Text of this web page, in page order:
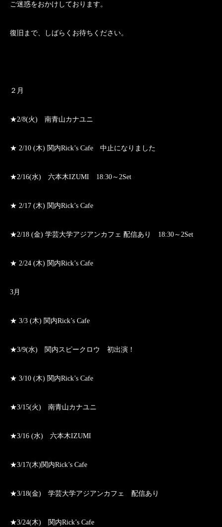
ご迷惑をおかけしております。
復旧まで、しばらくお待ちください。
２月
★2/8(火) 南青山カナユニ
★ 2/10 (木) 関内Rick’s Cafe 中止になりました
★2/16(水) 六本木IZUMI 18:30～2Set
★ 2/17 (木) 関内Rick’s Cafe
★2/18 (金) 学芸大学アジアンカフェ 配信あり 18:30～2Set
★ 2/24 (木) 関内Rick’s Cafe
3月
★ 3/3 (木) 関内Rick’s Cafe
★3/9(水) 関内スピークロウ 初出演！
★ 3/10 (木) 関内Rick’s Cafe
★3/15(火) 南青山カナユニ
★3/16 (水) 六本木IZUMI
★3/17(木)関内Rick’s Cafe
★3/18(金) 学芸大学アジアンカフェ 配信あり
★3/24(木) 関内Rick’s Cafe